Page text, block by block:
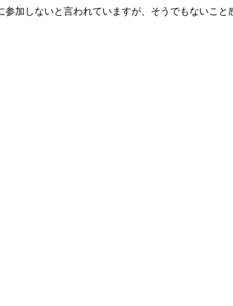
加しないと言われていますが、そうでもないこ